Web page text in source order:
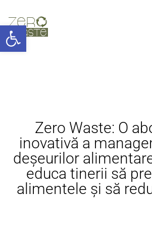
Deschide bara de
Zero Waste: O
inovativă a
deșeurilor
educa tinerii să
alimentele și să